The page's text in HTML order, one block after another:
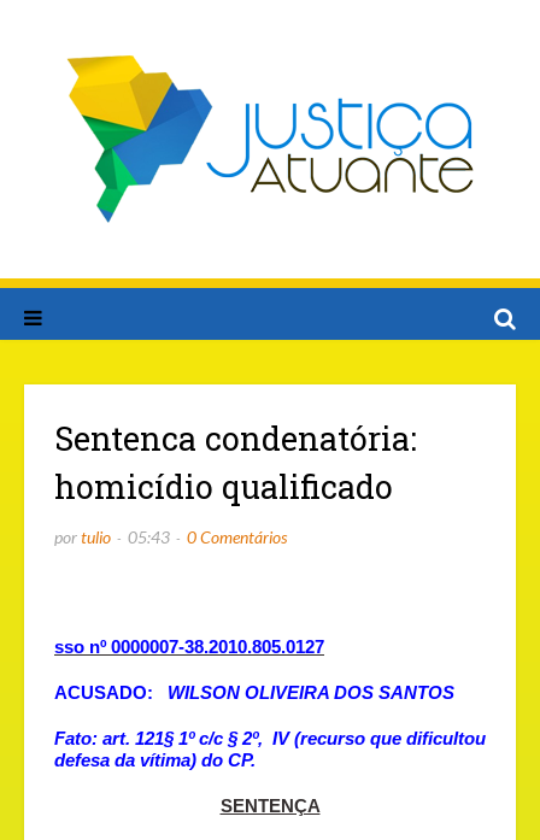
Sentenca condenatória:
homicídio qualificado
portulio 05:43 0 Comentários
sso nº 0000007-38.2010.805.0127
ACUSADO: WILSON OLIVEIRA DOS SANTOS
Fato: art. 121§ 1º c/c § 2º, IV (recurso que dificultou
defesa da vítima) do CP.
SENTENÇA